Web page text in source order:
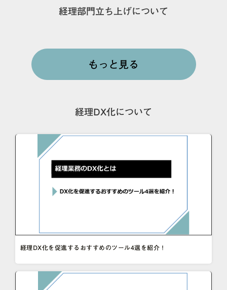
経理部門立ち上げについて
もっと見る
経理DX化について
経理DX化を促進するおすすめのツール4選を紹介！